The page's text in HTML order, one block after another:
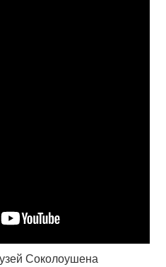
Соколоушена